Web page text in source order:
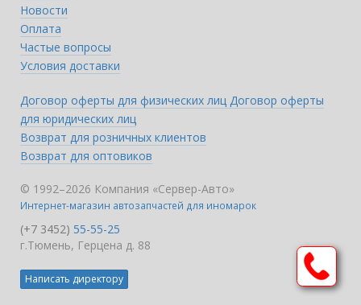
Новости
Оплата
Частые вопросы
Условия доставки
Договор оферты для физических лиц Договор оферты
для юридических лиц
Возврат для розничных клиентов
Возврат для оптовиков
© 1992–2026 Компания «Сервер-Авто»
Интернет-магазин автозапчастей для иномарок
(+7 3452) 55-55-25
г.Тюмень, Герцена д. 88
Написать директору